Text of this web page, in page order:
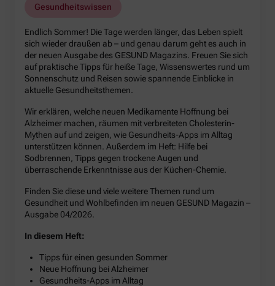
Gesundheitswissen
Endlich Sommer! Die Tage werden länger, das Leben spielt
sich wieder draußen ab – und genau darum geht es auch in
der neuen Ausgabe des GESUND Magazins. Freuen Sie sich
auf praktische Tipps für heiße Tage, Wissenswertes rund um
Sonnenschutz und Reisen sowie spannende Einblicke in
aktuelle Gesundheitsthemen.
Wir erklären, welche neuen Medikamente Hoffnung bei
Alzheimer machen, räumen mit verbreiteten Cholesterin-
Mythen auf und zeigen, wie Gesundheits-Apps im Alltag
unterstützen können. Außerdem im Heft: Hilfe bei
Sodbrennen, Tipps gegen trockene Augen und
überraschende Erkenntnisse aus der Küchen-Chemie.
Finden Sie diese und viele weitere Themen rund um
Gesundheit und Wohlbefinden im neuen GESUND Magazin –
Ausgabe 04/2026.
In diesem Heft:
Tipps für einen gesunden Sommer
Neue Hoffnung bei Alzheimer
Gesundheits-Apps im Alltag